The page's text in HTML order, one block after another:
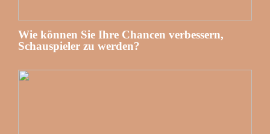
Wie können Sie Ihre Chancen verbessern,
Schauspieler zu werden?